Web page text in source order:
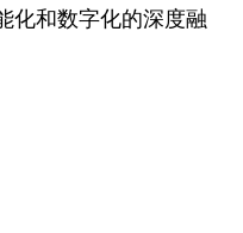
化和数字化的深度融